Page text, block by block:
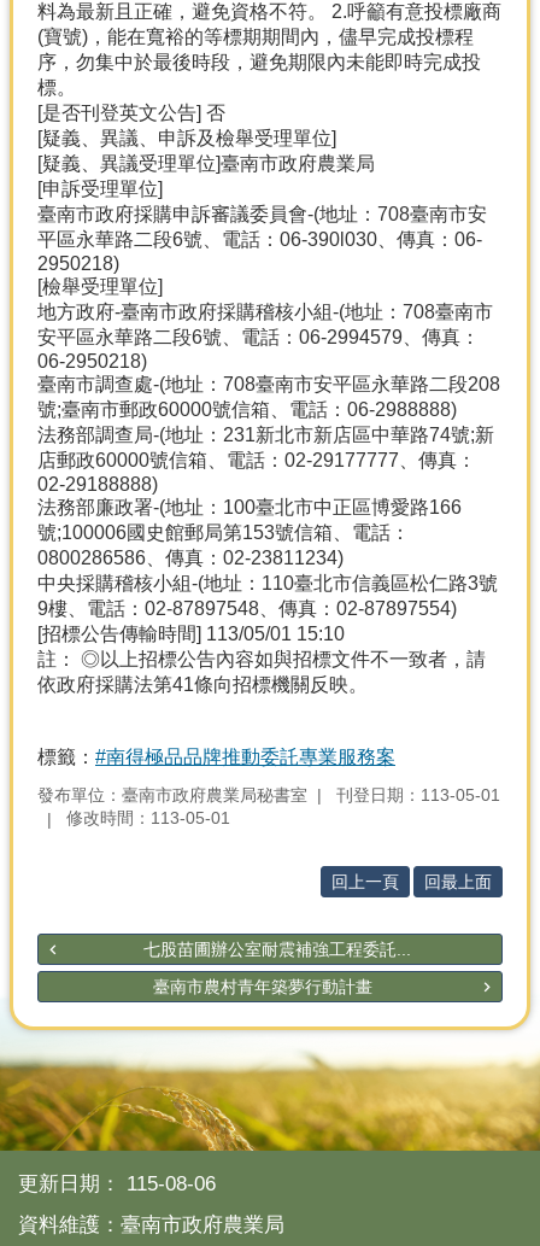
料為最新且正確，避免資格不符。 2.呼籲有意投標廠商
(寶號)，能在寬裕的等標期期間內，儘早完成投標程
序，勿集中於最後時段，避免期限內未能即時完成投
標。
[是否刊登英文公告] 否
[疑義、異議、申訴及檢舉受理單位]
[疑義、異議受理單位]臺南市政府農業局
[申訴受理單位]
臺南市政府採購申訴審議委員會-(地址：708臺南市安
平區永華路二段6號、電話：06-390l030、傳真：06-
2950218)
[檢舉受理單位]
地方政府-臺南市政府採購稽核小組-(地址：708臺南市
安平區永華路二段6號、電話：06-2994579、傳真：
06-2950218)
臺南市調查處-(地址：708臺南市安平區永華路二段208
號;臺南市郵政60000號信箱、電話：06-2988888)
法務部調查局-(地址：231新北市新店區中華路74號;新
店郵政60000號信箱、電話：02-29177777、傳真：
02-29188888)
法務部廉政署-(地址：100臺北市中正區博愛路166
號;100006國史館郵局第153號信箱、電話：
0800286586、傳真：02-23811234)
中央採購稽核小組-(地址：110臺北市信義區松仁路3號
9樓、電話：02-87897548、傳真：02-87897554)
[招標公告傳輸時間] 113/05/01 15:10
註： ◎以上招標公告內容如與招標文件不一致者，請
依政府採購法第41條向招標機關反映。
標籤： #南得極品品牌推動委託專業服務案
發布單位：臺南市政府農業局秘書室
刊登日期：113-05-01
修改時間：113-05-01
回上一頁 回最上面
七股苗圃辦公室耐震補強工程委託...
臺南市農村青年築夢行動計畫
更新日期：
115-08-06
資料維護：臺南市政府農業局